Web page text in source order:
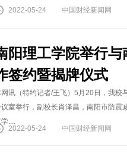
2022-05-24 中国财经新闻网
阳理工学院举行
签约暨揭牌仪式
讯（特约记者/王飞）5月20日，我校
室举行，副校长肖泽昌，南阳市防震
....
2022-05-24
中国财经新闻网